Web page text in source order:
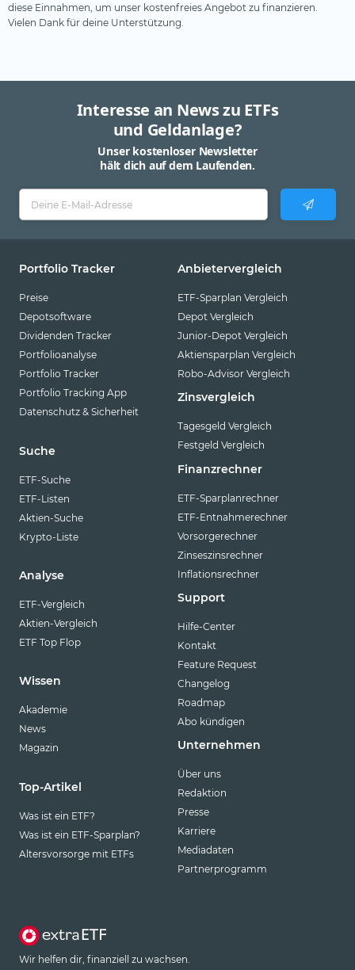
diese Einnahmen, um unser kostenfreies Angebot zu finanzieren.
Vielen Dank für deine Unterstützung.
Interesse an News zu ETFs
und Geldanlage?
Unser kostenloser Newsletter
hält dich auf dem Laufenden.
Portfolio Tracker
Preise
Depotsoftware
Dividenden Tracker
Portfolioanalyse
Portfolio Tracker
Portfolio Tracking App
Datenschutz & Sicherheit
Suche
ETF-Suche
ETF-Listen
Aktien-Suche
Krypto-Liste
Analyse
ETF-Vergleich
Aktien-Vergleich
ETF Top Flop
Wissen
Akademie
News
Magazin
Top-Artikel
Was ist ein ETF?
Was ist ein ETF-Sparplan?
Altersvorsorge mit ETFs
Anbietervergleich
ETF-Sparplan Vergleich
Depot Vergleich
Junior-Depot Vergleich
Aktiensparplan Vergleich
Robo-Advisor Vergleich
Zinsvergleich
Tagesgeld Vergleich
Festgeld Vergleich
Finanzrechner
ETF-Sparplanrechner
ETF-Entnahmerechner
Vorsorgerechner
Zinseszinsrechner
Inflationsrechner
Support
Hilfe-Center
Kontakt
Feature Request
Changelog
Roadmap
Abo kündigen
Unternehmen
Über uns
Redaktion
Presse
Karriere
Mediadaten
Partnerprogramm
Wir helfen dir, finanziell zu wachsen.